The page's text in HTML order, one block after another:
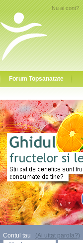
Nu ai cont?
Forum Topsanatate
Contul tau (Ai uitat parola?)